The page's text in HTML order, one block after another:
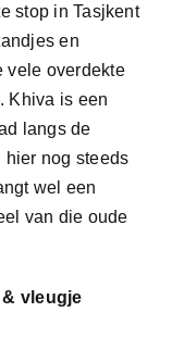
stop in Tasjkent
en
vele overdekte
Khiva is een
langs de
nog steeds
wel een
van die oude
vleugje